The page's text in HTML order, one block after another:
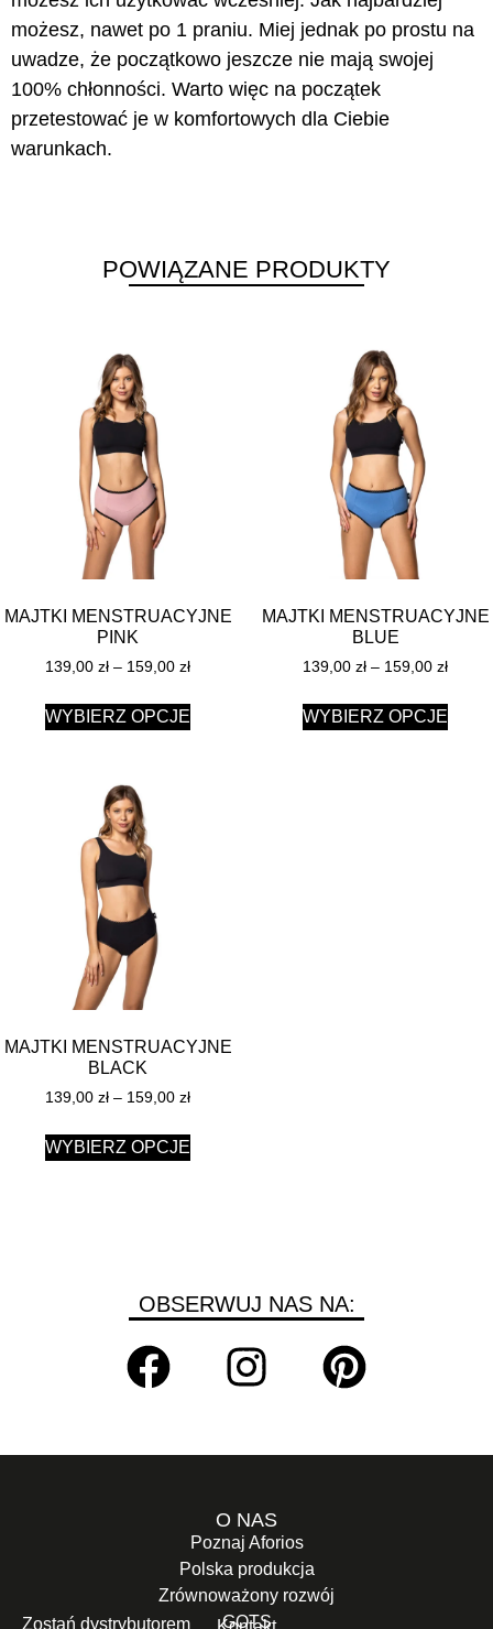
możesz, nawet po 1 praniu. Miej jednak po prostu na
uwadze, że początkowo jeszcze nie mają swojej
100% chłonności. Warto więc na początek
przetestować je w komfortowych dla Ciebie
warunkach.
POWIĄZANE PRODUKTY
MAJTKI MENSTRUACYJNE
PINK
139,00 zł – 159,00 zł
WYBIERZ OPCJE
MAJTKI MENSTRUACYJNE
BLUE
139,00 zł – 159,00 zł
WYBIERZ OPCJE
MAJTKI MENSTRUACYJNE
BLACK
139,00 zł – 159,00 zł
WYBIERZ OPCJE
OBSERWUJ NAS NA:
O NAS
Poznaj Aforios
Polska produkcja
Zrównoważony rozwój
GOTS
Zostań dystrybutorem